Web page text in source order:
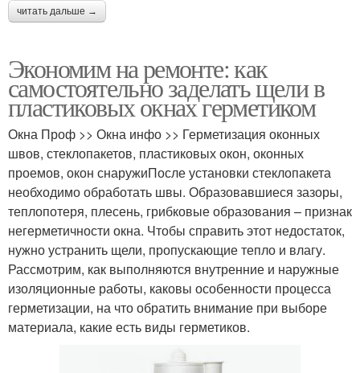
читать дальше →
Экономим на ремонте: как
самостоятельно заделать щели в
пластиковых окнах герметиком
Окна Проф >> Окна инфо >> Герметизация оконных
швов, стеклопакетов, пластиковых окон, оконных
проемов, окон снаружиПосле установки стеклопакета
необходимо обработать швы. Образовавшиеся зазоры,
теплопотеря, плесень, грибковые образования – признак
негерметичности окна. Чтобы справить этот недостаток,
нужно устранить щели, пропускающие тепло и влагу.
Рассмотрим, как выполняются внутренние и наружные
изоляционные работы, каковы особенности процесса
герметизации, на что обратить внимание при выборе
материала, какие есть виды герметиков.